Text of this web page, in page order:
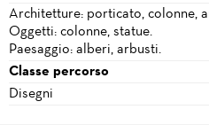
Architetture: porticato, colonne,
Oggetti: colonne, statue.
Paesaggio: alberi, arbusti.
Classe percorso
Disegni